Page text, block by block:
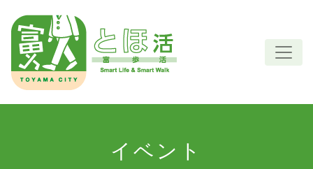
content
イベント